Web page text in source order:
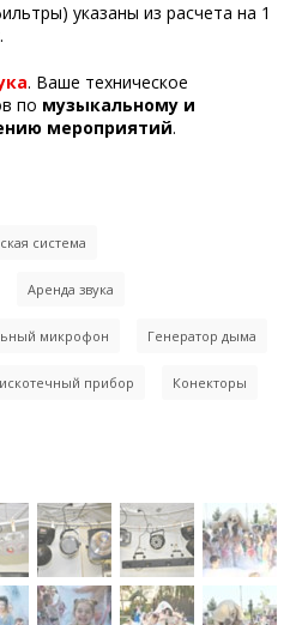
указаны из расчета на 1
.
. Ваше техническое
по музыкальному и
мероприятий.
система
Аренда звука
микрофон Генератор дыма
прибор Конекторы